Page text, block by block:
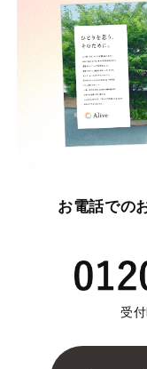
お電話での
受